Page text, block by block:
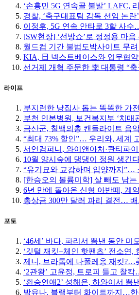
‘손흥민 5G 연속골 불발’ LAFC,
경찰, ‘축구대표팀 감독 선임 논
이정후, 5G 연속 안타로 3할 사수
[SW현장] ‘선방쇼’로 정정용 마
월드컵 기간 불법도박사이트 무
KIA, 日 넥스트베이스와 업무협
선거제 개혁 주문한 李 대통령 “
라이프
부지런한 냥집사 돕는 똑똑한 가
부천 인본병원, 보건복지부 ‘치매
금산군, 칠백의총 캔들라이트 음
“최대 73% 할인”… 우리와, 세계
서연컴퍼니, 와이앤아처·콴티파
10월 양시숲에 댕댕이 정원 생긴
“유기묘와 교감하며 입양까지”…
[한승오의 볼륨미학] 살 빼도 남
6년 만에 돌아온 신형 아반떼, 계
총상금 300만 달러 파리 결전…
포토
‘46세’ 바다, 파리서 뽐낸 동안
‘깃털 재킷+체인 핫팬츠’ 전소
제니, 브라톱에 나폴레옹 재킷?…
‘2관왕’ 고윤정, 트로피 들고 찰
‘환승연애2’ 성해은, 하와이서
박유나, 블랙부터 화이트까지…한